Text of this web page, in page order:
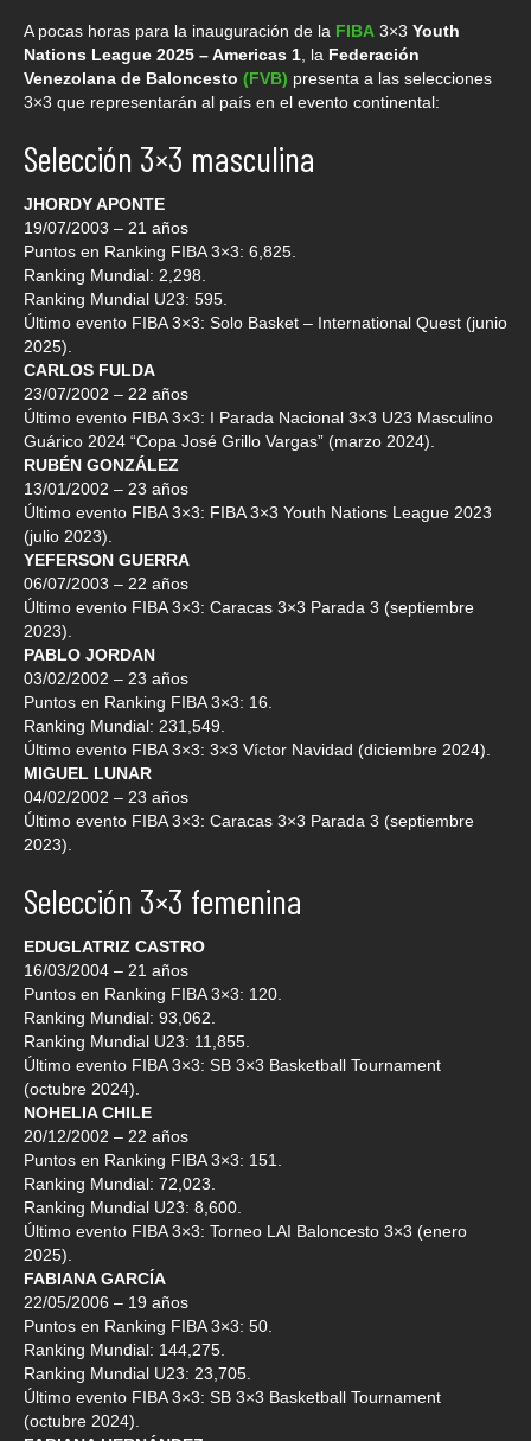
A pocas horas para la inauguración de la FIBA 3×3 Youth
Nations League 2025 – Americas 1, la Federación
Venezolana de Baloncesto (FVB) presenta a las selecciones
3×3 que representarán al país en el evento continental:
Selección 3×3 masculina
JHORDY APONTE
19/07/2003 – 21 años
Puntos en Ranking FIBA 3×3: 6,825.
Ranking Mundial: 2,298.
Ranking Mundial U23: 595.
Último evento FIBA 3×3: Solo Basket – International Quest (junio
2025).
CARLOS FULDA
23/07/2002 – 22 años
Último evento FIBA 3×3: I Parada Nacional 3×3 U23 Masculino
Guárico 2024 “Copa José Grillo Vargas” (marzo 2024).
RUBÉN GONZÁLEZ
13/01/2002 – 23 años
Último evento FIBA 3×3: FIBA 3×3 Youth Nations League 2023
(julio 2023).
YEFERSON GUERRA
06/07/2003 – 22 años
Último evento FIBA 3×3: Caracas 3×3 Parada 3 (septiembre
2023).
PABLO JORDAN
03/02/2002 – 23 años
Puntos en Ranking FIBA 3×3: 16.
Ranking Mundial: 231,549.
Último evento FIBA 3×3: 3×3 Víctor Navidad (diciembre 2024).
MIGUEL LUNAR
04/02/2002 – 23 años
Último evento FIBA 3×3: Caracas 3×3 Parada 3 (septiembre
2023).
Selección 3×3 femenina
EDUGLATRIZ CASTRO
16/03/2004 – 21 años
Puntos en Ranking FIBA 3×3: 120.
Ranking Mundial: 93,062.
Ranking Mundial U23: 11,855.
Último evento FIBA 3×3: SB 3×3 Basketball Tournament
(octubre 2024).
NOHELIA CHILE
20/12/2002 – 22 años
Puntos en Ranking FIBA 3×3: 151.
Ranking Mundial: 72,023.
Ranking Mundial U23: 8,600.
Último evento FIBA 3×3: Torneo LAI Baloncesto 3×3 (enero
2025).
FABIANA GARCÍA
22/05/2006 – 19 años
Puntos en Ranking FIBA 3×3: 50.
Ranking Mundial: 144,275.
Ranking Mundial U23: 23,705.
Último evento FIBA 3×3: SB 3×3 Basketball Tournament
(octubre 2024).